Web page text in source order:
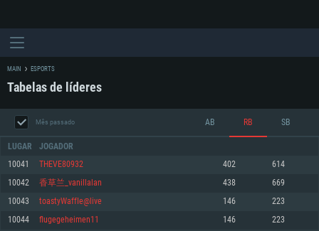
REQUERIMENTOS DE SISTEMA
MAIN ESPORTS
Tabelas de líderes
Mês passado AB RB SB
LUGAR JOGADOR
10041 THEVE80932 402 614
10042 香草兰_vanillalan 438 669
10043 toastyWaffIe@live 146 223
10044 flugegeheimen11 146 223